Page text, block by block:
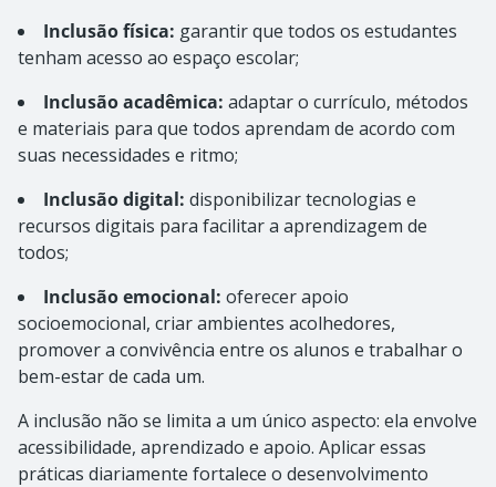
Inclusão física: garantir que todos os estudantes
tenham acesso ao espaço escolar;
Inclusão acadêmica: adaptar o currículo, métodos
e materiais para que todos aprendam de acordo com
suas necessidades e ritmo;
Inclusão digital: disponibilizar tecnologias e
recursos digitais para facilitar a aprendizagem de
todos;
Inclusão emocional: oferecer apoio
socioemocional, criar ambientes acolhedores,
promover a convivência entre os alunos e trabalhar o
bem-estar de cada um.
A inclusão não se limita a um único aspecto: ela envolve
acessibilidade, aprendizado e apoio. Aplicar essas
práticas diariamente fortalece o desenvolvimento